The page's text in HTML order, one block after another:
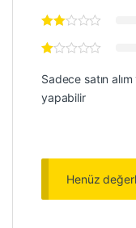
Sadece satın
yapabilir
Henüz